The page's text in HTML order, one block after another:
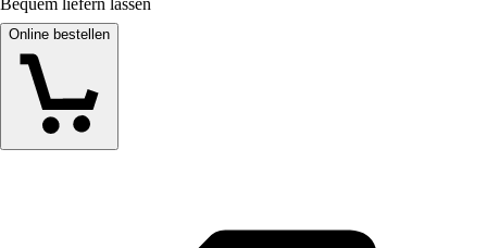
Bequem liefern lassen
Online bestellen